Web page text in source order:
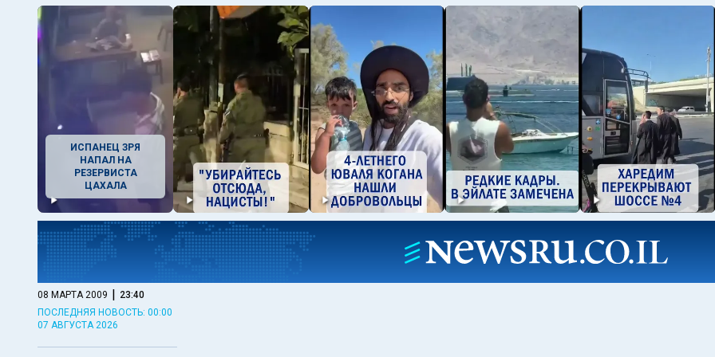
ИСПАНЕЦ ЗРЯ
НАПАЛ НА
РЕЗЕРВИСТА
ЦАХАЛА
08 МАРТА 2009 | 23:40
ПОСЛЕДНЯЯ НОВОСТЬ: 00:00
07 АВГУСТА 2026